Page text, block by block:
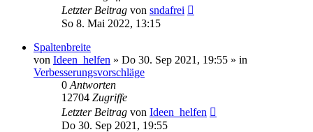
Letzter Beitrag von sndafrei
So 8. Mai 2022, 13:15
Spaltenbreite
von Ideen_helfen » Do 30. Sep 2021, 19:55 » in
Verbesserungsvorschläge
0 Antworten
12704 Zugriffe
Letzter Beitrag von Ideen_helfen
Do 30. Sep 2021, 19:55